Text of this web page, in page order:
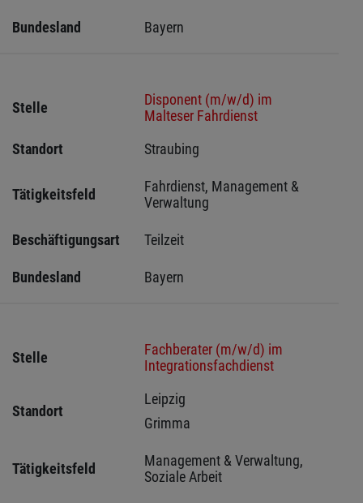
Bundesland Bayern
Stelle
Disponent (m/w/d) im
Malteser Fahrdienst
Standort
Straubing
Tätigkeitsfeld
Fahrdienst, Management &
Verwaltung
Beschäftigungsart Teilzeit
Bundesland Bayern
Stelle
Fachberater (m/w/d) im
Integrationsfachdienst
Standort
Leipzig
Grimma
Tätigkeitsfeld
Management & Verwaltung,
Soziale Arbeit